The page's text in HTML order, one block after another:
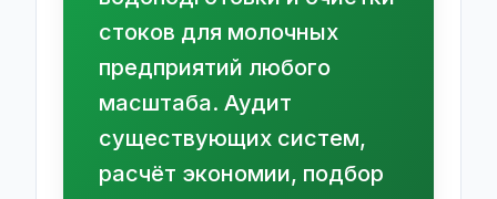
стоков для молочных
предприятий любого
масштаба. Аудит
существующих систем,
расчёт экономии, подбор